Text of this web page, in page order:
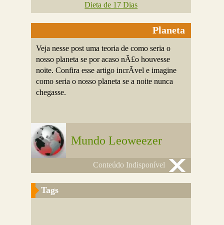
Dieta de 17 Dias
Planeta
Veja nesse post uma teoria de como seria o
nosso planeta se por acaso nÃ£o houvesse
noite. Confira esse artigo incrÃ­vel e imagine
como seria o nosso planeta se a noite nunca
chegasse.
Mundo Leoweezer
Conteúdo Indisponível
Tags